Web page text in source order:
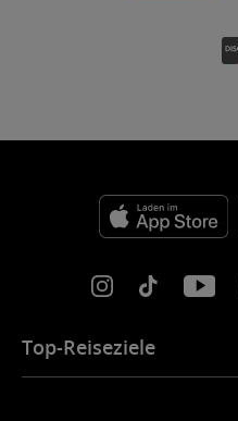
Top-Reiseziele